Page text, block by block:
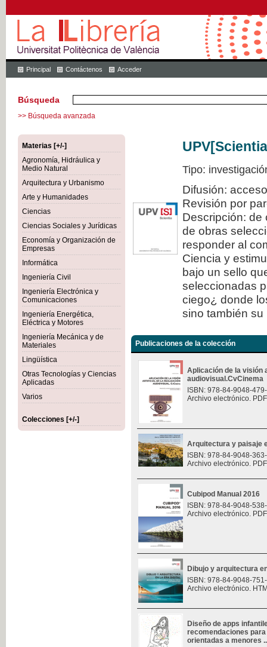
Principal Contáctenos Acceder
Búsqueda
>> Búsqueda avanzada
Materias [+/-]
Agronomía, Hidráulica y
Medio Natural
Arquitectura y Urbanismo
Arte y Humanidades
Ciencias
Ciencias Sociales y Jurídicas
Economía y Organización de
Empresas
Informática
Ingeniería Civil
Ingeniería Electrónica y
Comunicaciones
Ingeniería Energética,
Eléctrica y Motores
Ingeniería Mecánica y de
Materiales
Lingüística
Otras Tecnologías y Ciencias
Aplicadas
Varios
Colecciones [+/-]
Tipo:
Difusión:
Revisión por
Descripción: de
de obras
responder al
Ciencia y
bajo un sello
seleccionadas
ciego¿ donde
sino también
Publicaciones de la colección
Aplicación de la visión
audiovisual.CvCinema
ISBN: 978-84-9048-
Archivo electrónico.
Arquitectura y paisaje
ISBN: 978-84-9048-
Archivo electrónico.
Cubipod Manual 2016
ISBN: 978-84-9048-
Archivo electrónico.
Dibujo y arquitectura
ISBN: 978-84-9048-
Archivo electrónico.
Diseño de apps
recomendaciones
orientadas a menores